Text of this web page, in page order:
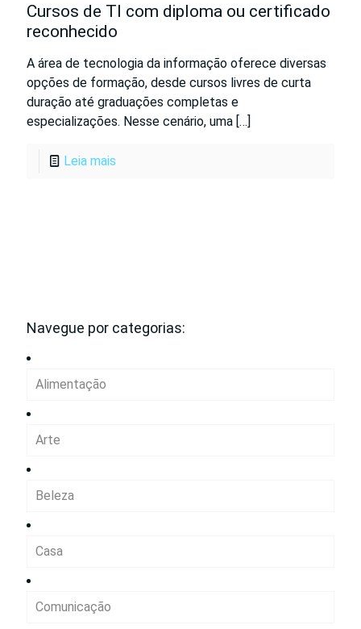
Cursos de TI com diploma ou certificado
reconhecido
A área de tecnologia da informação oferece diversas
opções de formação, desde cursos livres de curta
duração até graduações completas e
especializações. Nesse cenário, uma […]
Leia mais
Navegue por categorias:
Alimentação
Arte
Beleza
Casa
Comunicação